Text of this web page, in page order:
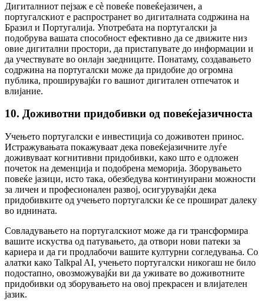
Дигиталниот пејзаж е сè повеќе повеќејазичен, а
португалскиот е распространет во дигиталната содржина на
Бразил и Португалија. Употребата на португалски ја
подобрува вашата способност ефективно да се движите низ
овие дигитални простори, да пристапувате до информации и
да учествувате во онлајн заедниците. Понатаму, создавањето
содржина на португалски може да придобие до огромна
публика, проширувајќи го вашиот дигитален отпечаток и
влијание.
10. Доживотни придобивки од повеќејазичноста
Учењето португалски е инвестиција со доживотен принос.
Истражувањата покажуваат дека повеќејазичните луѓе
доживуваат когнитивни придобивки, како што е одложен
почеток на деменција и подобрена меморија. Зборувањето
повеќе јазици, исто така, обезбедува континуирани можности
за личен и професионален развој, осигурувајќи дека
придобивките од учењето португалски ќе се прошират далеку
во иднината.
Совладувањето на португалскиот може да ги трансформира
вашите искуства од патувањето, да отвори нови патеки за
кариера и да ги продлабочи вашите културни согледувања. Со
алатки како Talkpal AI, учењето португалски никогаш не било
подостапно, овозможувајќи ви да уживате во доживотните
придобивки од зборувањето на овој прекрасен и влијателен
јазик.